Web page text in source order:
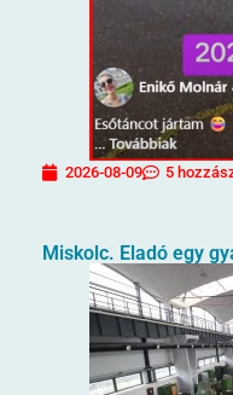
2026-08-09 5
Miskolc. Eladó egy